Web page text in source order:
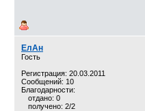
ЕлАн
Гость
Регистрация: 20.03.2011
Сообщений: 10
Благодарности:
отдано: 0
получено: 2/2